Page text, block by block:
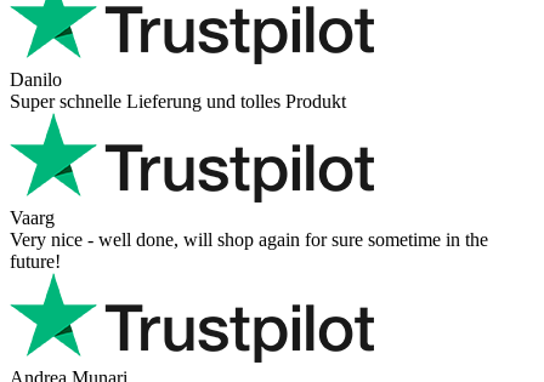
Danilo
Super schnelle Lieferung und tolles Produkt
Vaarg
Very nice - well done, will shop again for sure sometime in the
future!